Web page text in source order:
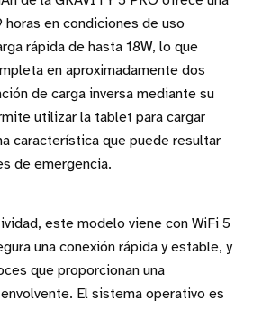
horas en condiciones de uso
rápida de hasta 18W, lo que
en aproximadamente dos
de carga inversa mediante su
utilizar la tablet para cargar
característica que puede resultar
de emergencia.
este modelo viene con WiFi 5
una conexión rápida y estable, y
que proporcionan una
El sistema operativo es